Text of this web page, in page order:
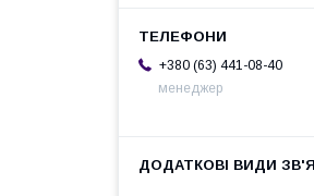
+380 (63) 441-08-40
менеджер